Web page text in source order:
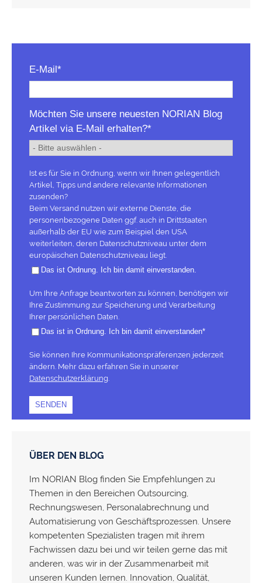
E-Mail*
Möchten Sie unsere neuesten NORIAN Blog
Artikel via E-Mail erhalten?*
Ist es für Sie in Ordnung, wenn wir Ihnen gelegentlich
Artikel, Tipps und andere relevante Informationen
zusenden?
Beim Versand nutzen wir externe Dienste, die
personenbezogene Daten ggf. auch in Drittstaaten
außerhalb der EU wie zum Beispiel den USA
weiterleiten, deren Datenschutzniveau unter dem
europäischen Datenschutzniveau liegt.
Das ist Ordnung. Ich bin damit einverstanden.
Um Ihre Anfrage beantworten zu können, benötigen wir
Ihre Zustimmung zur Speicherung und Verarbeitung
Ihrer persönlichen Daten.
Das ist in Ordnung. Ich bin damit einverstanden*
Sie können Ihre Kommunikationspräferenzen jederzeit
ändern. Mehr dazu erfahren Sie in unserer
Datenschutzerklärung
ÜBER DEN BLOG
Im NORIAN Blog finden Sie Empfehlungen zu
Themen in den Bereichen Outsourcing,
Rechnungswesen, Personalabrechnung und
Automatisierung von Geschäftsprozessen. Unsere
kompetenten Spezialisten tragen mit ihrem
Fachwissen dazu bei und wir teilen gerne das mit
anderen, was wir in der Zusammenarbeit mit
unseren Kunden lernen. Innovation, Qualität,